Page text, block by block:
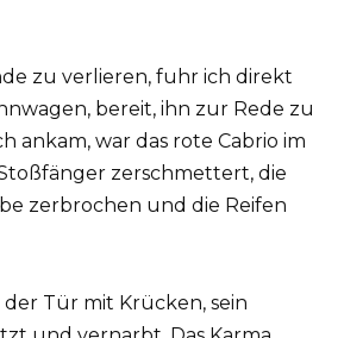
zu verlieren, fuhr ich direkt
bereit, ihn zur Rede zu
ankam, war das rote Cabrio im
zerschmettert, die
zerbrochen und die Reifen
der Tür mit Krücken, sein